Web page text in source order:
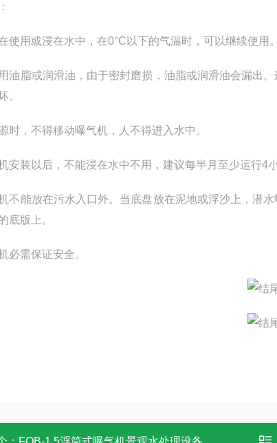
使用或浸在水中，在0°C以下的气温时，可以继续使用。
油脂或润滑油，由于密封磨损，油脂或润滑油会漏出
。
时，不得移动曝气机，人不得进入水中。
安装以后，不能浸在水中不用，建议每半月至少运行4
不能放在污水入口外。当底盘放在泥地或浮沙上，潜
底版上。
必需保证安全。